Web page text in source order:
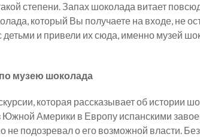
степени. Запах шоколада витает
который Вы получаете на входе, не
детьми и привели их сюда, именно музей
музею шоколада
которая рассказывает об истории
Южной Америки в Европу испанскими
не подозревал о его возможной власти.